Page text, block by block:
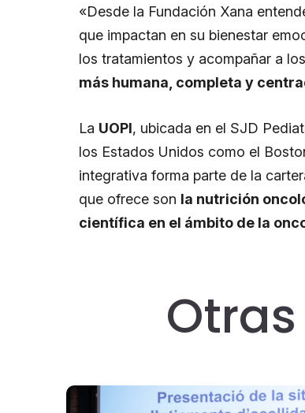
«Desde la Fundación Xana
que impactan en su bienestar
los tratamientos y acompañar a
más humana, completa y
La UOPI, ubicada en el SJD
los Estados Unidos como el
integrativa forma parte de la
que ofrece son la nutrición
científica en el ámbito de la